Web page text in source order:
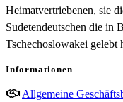
Heimatvertriebenen, sie
Sudetendeutschen die in
Tschechoslowakei gelebt
Informationen
Allgemeine